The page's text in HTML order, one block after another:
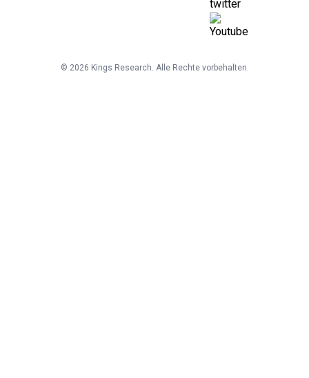
© 2026 Kings Research. Alle Rechte vorbehalten.